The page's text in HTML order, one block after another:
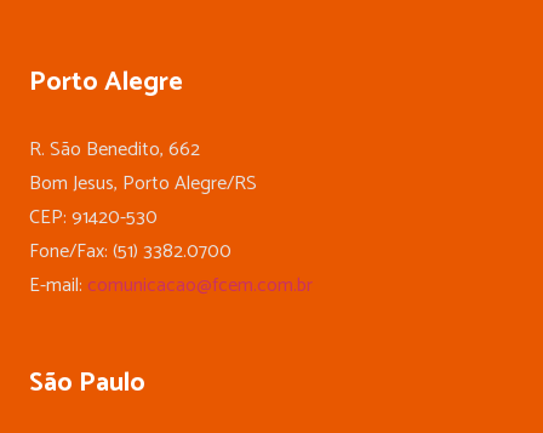
Porto Alegre
R. São Benedito, 662
Bom Jesus, Porto Alegre/RS
CEP: 91420-530
Fone/Fax: (51) 3382.0700
E-mail: comunicacao@fcem.com.br
São Paulo